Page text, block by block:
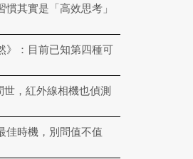
其實是「高效思考」
》：目前已知第四種可
，紅外線相機也偵測
佳時機，別問值不值